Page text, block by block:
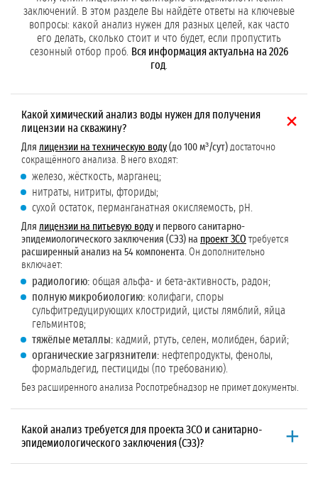
заключений. В этом разделе Вы найдёте ответы на ключевые
вопросы: какой анализ нужен для разных целей, как часто
его делать, сколько стоит и что будет, если пропустить
сезонный отбор проб. Вся информация актуальна на 2026
год
Какой химический анализ воды нужен для получения
лицензии на скважину?
Для лицензии на техническую воду (до 100 м³/сут) достаточно
сокращённого анализа. В него входят:
железо, жёсткость, марганец;
нитраты, нитриты, фториды;
сухой остаток, перманганатная окисляемость, pH.
Для лицензии на питьевую воду и первого санитарно-
эпидемиологического заключения (СЭЗ) на проект ЗСО требуется
расширенный анализ на 54 компонента. Он дополнительно
включает:
радиологию: общая альфа- и бета-активность, радон;
полную микробиологию: колифаги, споры
сульфитредуцирующих клостридий, цисты лямблий, яйца
гельминтов;
тяжёлые металлы: кадмий, ртуть, селен, молибден, барий;
органические загрязнители: нефтепродукты, фенолы,
формальдегид, пестициды (по требованию).
Без расширенного анализа Роспотребнадзор не примет документы.
Какой анализ требуется для проекта ЗСО и санитарно-
эпидемиологического заключения (СЭЗ)?
Для первого СЭЗ (напроект ЗСО)нуженрасширенный анализ на 54